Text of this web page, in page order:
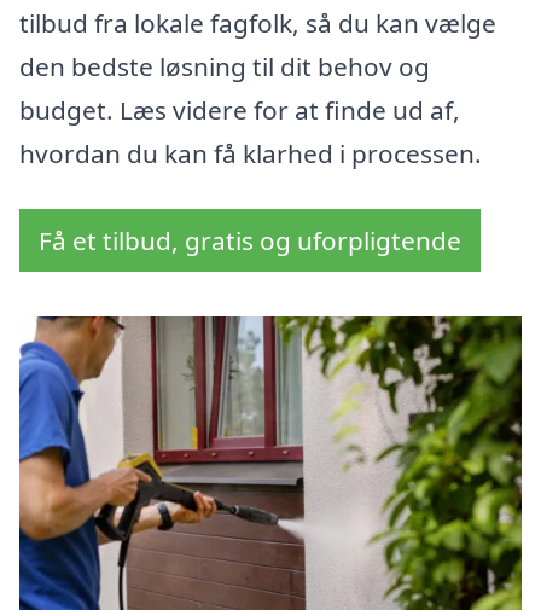
tilbud fra lokale fagfolk, så du kan vælge
den bedste løsning til dit behov og
budget. Læs videre for at finde ud af,
hvordan du kan få klarhed i processen.
Få et tilbud, gratis og uforpligtende